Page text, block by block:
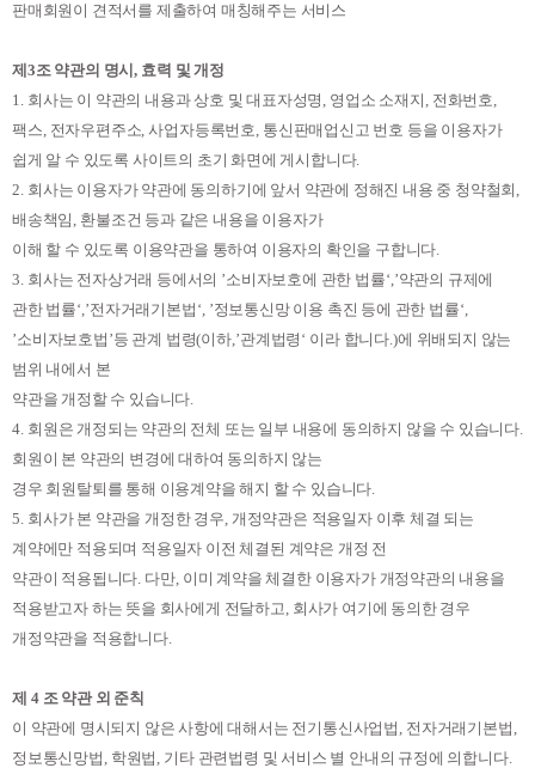
판매회원이 견적서를 제출하여 매칭해주는 서비스
제 3조 약관의 명시, 효력 및 개정
1. 회사는 이 약관의 내용과 상호 및 대표자성명 , 영업소 소재지 , 전화번호,
팩스, 전자우편주소,사업자등록번호, 통신판매업신고 번호 등을 이용자가
쉽게 알 수 있도록 사이트의 초기 화면에 게시합니다.
2. 회사는 이용자가 약관에 동의하기에 앞서 약관에 정해진 내용 중 청약철회 ,
배송책임 , 환불조건 등과 같은 내용을 이용자가
이해 할 수 있도록 이용약관을 통하여 이용자의 확인을 구합니다.
3. 회사는 전자상거래 등에서의 ’소비자보호에 관한 법률‘,’약관의 규제에
관한 법률‘,’전자거래기본법 ‘, ’정보통신망 이용 촉진 등에 관한 법률‘,
’소비자보호법 ’등 관계 법령(이하,’관계법령 ‘ 이라 합니다.)에 위배되지 않는
범위 내에서 본
약관을 개정할 수 있습니다.
4. 회원은 개정되는 약관의 전체 또는 일부 내용에 동의하지 않을 수 있습니다.
회원이 본 약관의 변경에 대하여 동의하지 않는
경우 회원탈퇴를 통해 이용계약을 해지 할 수 있습니다.
5. 회사가 본 약관을 개정한 경우, 개정약관은 적용일자 이후 체결 되는
계약에만 적용되며 적용일자 이전 체결된 계약은 개정 전
약관이 적용됩니다. 다만, 이미 계약을 체결한 이용자가 개정약관의 내용을
적용받고자 하는 뜻을 회사에게 전달하고, 회사가 여기에 동의한 경우
개정약관을 적용합니다.
제 4 조 약관 외 준칙
이 약관에 명시되지 않은 사항에 대해서는 전기통신사업법 , 전자거래기본법 ,
정보통신망법 , 학원법 , 기타 관련법령 및 서비스 별 안내의 규정에 의합니다.